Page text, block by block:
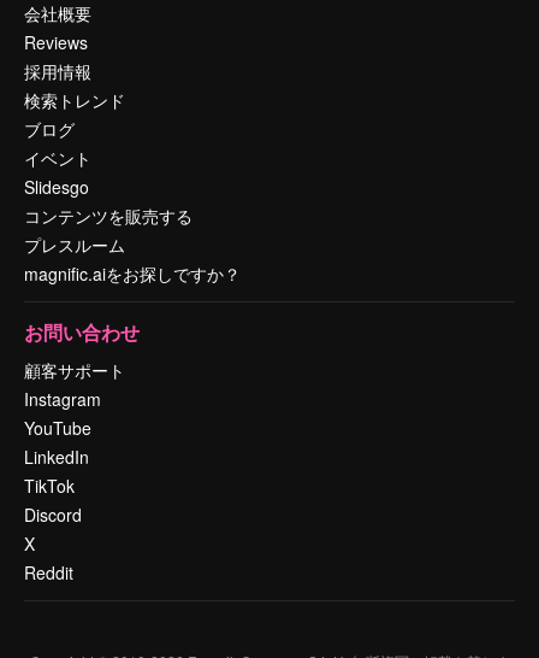
会社概要
Reviews
採用情報
検索トレンド
ブログ
イベント
Slidesgo
コンテンツを販売する
プレスルーム
magnific.aiをお探しですか？
お問い合わせ
顧客サポート
Instagram
YouTube
LinkedIn
TikTok
Discord
X
Reddit